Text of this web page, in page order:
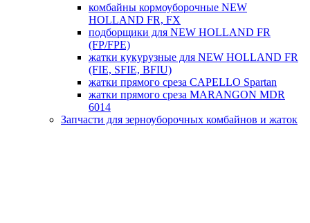
комбайны кормоуборочные NEW
HOLLAND FR, FX
подборщики для NEW HOLLAND FR
(FP/FPE)
жатки кукурузные для NEW HOLLAND FR
(FIE, SFIE, BFIU)
жатки прямого среза CAPELLO Spartan
жатки прямого среза MARANGON MDR
6014
Запчасти для зерноуборочных комбайнов и жаток